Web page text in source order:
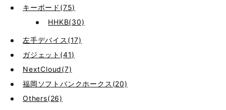
キーボード(75)
HHKB(30)
左手デバイス(17)
ガジェット(41)
NextCloud(7)
福岡ソフトバンクホークス(20)
Others(26)